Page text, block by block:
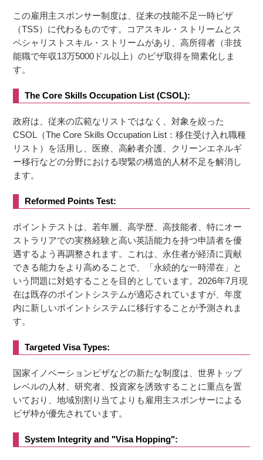
この雇用主スポンサー制度は、従来の技能不足一時ビザ
（TSS）に代わるものです。コアスキル・ストリームとス
ペシャリストスキル・ストリームがあり、高所得者（非技
能職で年収13万5000ドル以上）のビザ取得を簡素化しま
す。
The Core Skills Occupation List (CSOL):
政府は、従来の広範なリストではなく、対象を絞った
CSOL（The Core Skills Occupation List：移住受け入れ職種
リスト）を活用し、医療、高齢者介護、クリーンエネルギ
ー移行などの分野における喫緊の構造的人材不足を解消し
ます。
Reformed Points Test:
ポイントテストは、若年層、高学歴、高技能者、特にオー
ストラリアでの実務経験と高い英語能力を持つ申請者を優
遇するよう再調整されます。これは、永住者が経済に貢献
できる能力をより高めることで、「永続的な一時滞在」と
いう問題に対処することを目的としています。2026年7月現
在は既存のポイントシステムが適応されていますが、年度
内に新しいポイントシステムに移行することが予測されま
す。
Targeted Visa Types:
国家イノベーションビザなどの新たな制度は、世界トップ
レベルの人材、研究者、投資家を誘致することに重点を置
いており、地域別割り当てよりも雇用主スポンサーによる
ビザ枠が優先されています。
System Integrity and "Visa Hopping":